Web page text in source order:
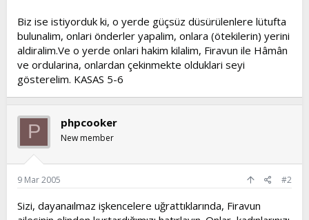
Biz ise istiyorduk ki, o yerde güçsüz düsürülenlere lütufta
bulunalim, onlari önderler yapalim, onlara (ötekilerin) yerini
aldiralim.Ve o yerde onlari hakim kilalim, Firavun ile Hâmân
ve ordularina, onlardan çekinmekte olduklari seyi
gösterelim. KASAS 5-6
P phpcooker
New member
9 Mar 2005 #2
Sizi, dayanaılmaz işkencelere uğrattıklarında, Firavun